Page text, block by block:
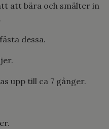
att bära och smälter in
dessa.
upp till ca 7 gånger.